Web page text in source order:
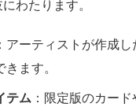
わたります。
：アーティストが作成
ます。
テム ：限定版のカー